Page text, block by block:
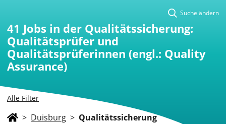
Alle Filter
Suche ändern
41 Jobs in der Qualitätssicherung:
Qualitätsprüfer und
Qualitätsprüferinnen (engl.: Quality
Assurance)
> Duisburg > Qualitätssicherung